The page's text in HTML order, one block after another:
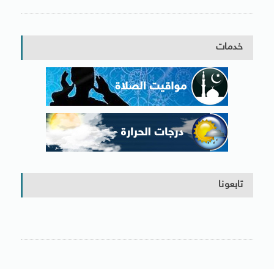
خدمات
تابعونا